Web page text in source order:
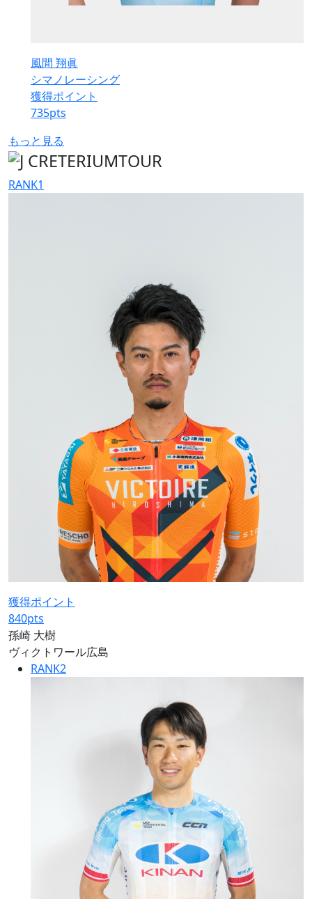
風間 翔眞
シマノレーシング
獲得ポイント
735pts
もっと見る
RANK1
獲得ポイント
840pts
孫崎 大樹
ヴィクトワール広島
RANK2